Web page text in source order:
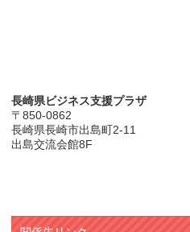
長崎県ビジネス支援プラザ
〒850-0862
長崎県長崎市出島町2-11
出島交流会館8F